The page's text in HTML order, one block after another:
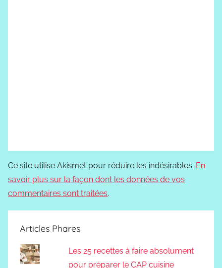
Ce site utilise Akismet pour réduire les indésirables. En
savoir plus sur la façon dont les données de vos
commentaires sont traitées.
Articles Phares
Les 25 recettes à faire absolument
pour préparer le CAP cuisine